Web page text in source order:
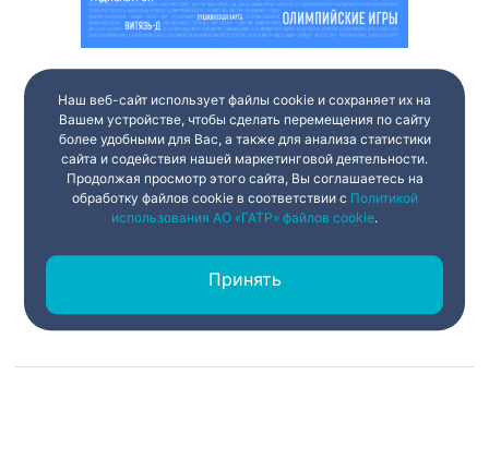
Наш веб-сайт использует файлы cookie и сохраняет их на
Вашем устройстве, чтобы сделать перемещения по сайту
более удобными для Вас, а также для анализа статистики
сайта и содействия нашей маркетинговой деятельности.
Продолжая просмотр этого сайта, Вы соглашаетесь на
обработку файлов cookie в соответствии с Политикой
использования АО «ГАТР» файлов cookie.
Принять